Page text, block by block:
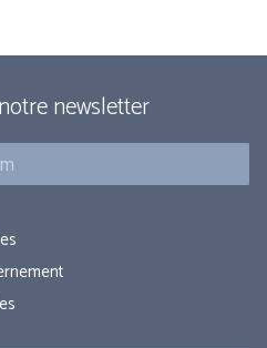
newsletter